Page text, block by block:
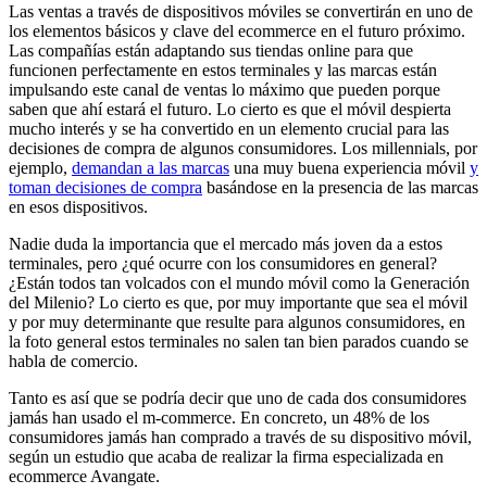
Las ventas a través de dispositivos móviles se convertirán en uno de
los elementos básicos y clave del ecommerce en el futuro próximo.
Las compañías están adaptando sus tiendas online para que
funcionen perfectamente en estos terminales y las marcas están
impulsando este canal de ventas lo máximo que pueden porque
saben que ahí estará el futuro. Lo cierto es que el móvil despierta
mucho interés y se ha convertido en un elemento crucial para las
decisiones de compra de algunos consumidores. Los millennials, por
ejemplo, demandan a las marcas una muy buena experiencia móvil y
toman decisiones de compra basándose en la presencia de las marcas
en esos dispositivos.
Nadie duda la importancia que el mercado más joven da a estos
terminales, pero ¿qué ocurre con los consumidores en general?
¿Están todos tan volcados con el mundo móvil como la Generación
del Milenio? Lo cierto es que, por muy importante que sea el móvil
y por muy determinante que resulte para algunos consumidores, en
la foto general estos terminales no salen tan bien parados cuando se
habla de comercio.
Tanto es así que se podría decir que uno de cada dos consumidores
jamás han usado el m-commerce. En concreto, un 48% de los
consumidores jamás han comprado a través de su dispositivo móvil,
según un estudio que acaba de realizar la firma especializada en
ecommerce Avangate.